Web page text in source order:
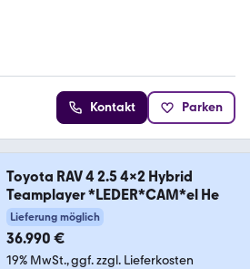
Kontakt Parken
Toyota RAV 4 2.5 4x2 Hybrid
Teamplayer *LEDER*CAM*el He
Lieferung möglich
36.990 €
19% MwSt. ggf. zzgl. Lieferkosten